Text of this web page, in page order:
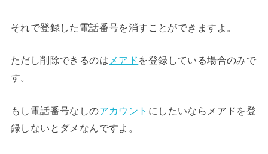
それで登録した電話番号を消すことができますよ。
ただし削除できるのは メアド を登録している場合のみで
す。
もし電話番号なしのアカウント にしたいならメアドを登
録しないとダメなんですよ。